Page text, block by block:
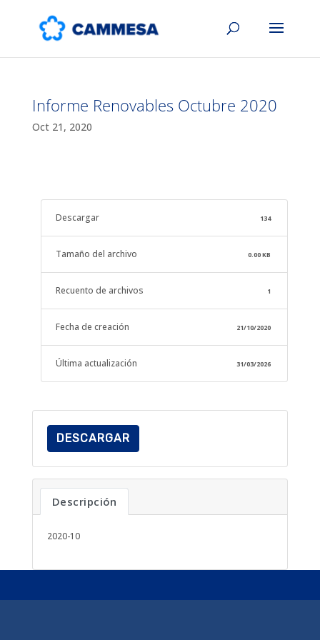
Informe Renovables Octubre 2020
Oct 21, 2020
Descargar 134
Tamaño del archivo 0.00 KB
Recuento de archivos 1
Fecha de creación 21/10/2020
Última actualización 31/03/2026
DESCARGAR
Descripción
2020-10